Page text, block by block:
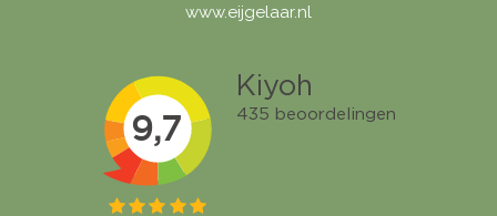
www.eijgelaar.nl